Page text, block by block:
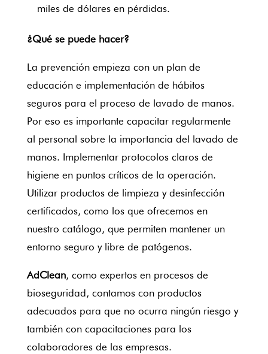
miles de dólares en pérdidas.
¿Qué se puede hacer?
La prevención empieza con un plan de
educación e implementación de hábitos
seguros para el proceso de lavado de manos.
Por eso es importante capacitar regularmente
al personal sobre la importancia del lavado de
manos. Implementar protocolos claros de
higiene en puntos críticos de la operación.
Utilizar productos de limpieza y desinfección
certificados, como los que ofrecemos en
nuestro catálogo, que permiten mantener un
entorno seguro y libre de patógenos.
AdClean, como expertos en procesos de
bioseguridad, contamos con productos
adecuados para que no ocurra ningún riesgo y
también con capacitaciones para los
colaboradores de las empresas.